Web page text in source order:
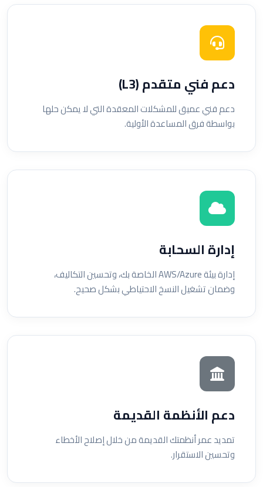
دعم فني متقدم (L3)
دعم فني عميق للمشكلات المعقدة التي لا يمكن حلها
بواسطة فرق المساعدة الأولية.
إدارة السحابة
إدارة بيئة AWS/Azure الخاصة بك، وتحسين التكاليف،
وضمان تشغيل النسخ الاحتياطي بشكل صحيح.
دعم الأنظمة القديمة
تمديد عمر أنظمتك القديمة من خلال إصلاح الأخطاء
وتحسين الاستقرار.